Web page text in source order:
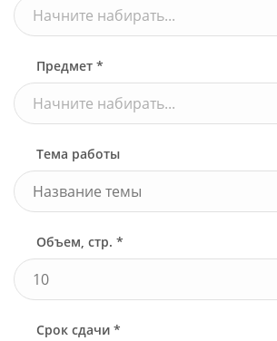
Начните набирать...
Предмет *
Начните набирать...
Тема работы
Объем, стр. *
Срок сдачи *